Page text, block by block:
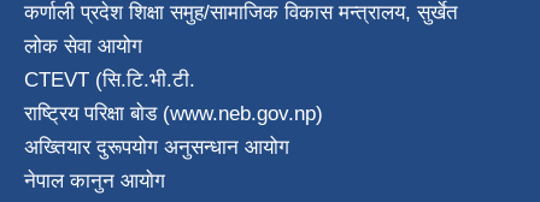
कर्णाली प्रदेश शिक्षा समुह/सामाजिक विकास मन्त्रालय, सुर्खेत
लोक सेवा आयोग
CTEVT (सि.टि.भी.टी.
राष्ट्रिय परिक्षा बाेड (www.neb.gov.np)
अख्तियार दुरूपयोग अनुसन्धान आयोग
नेपाल कानुन आयाेग